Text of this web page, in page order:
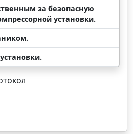
за безопасную
установки.